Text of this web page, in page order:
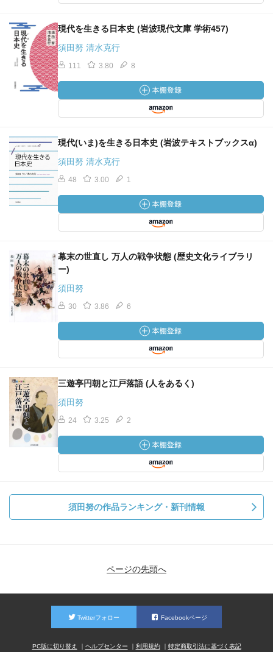
現代を生きる日本史 (岩波現代文庫 学術457)
須田努 清水克行
111 3.80 8
現代(いま)を生きる日本史 (岩波テキストブックスα)
須田努 清水克行
48 3.00 1
幕末の世直し 万人の戦争状態 (歴史文化ライブラリ
ー)
須田努
30 3.86 6
三遊亭円朝と江戸落語 (人をあるく)
須田努
24 3.25 2
須田努の作品ランキング・新刊情報
ページの先頭へ
Twitterフォロー Facebookページ
PC版に切り替え ヘルプセンター 利用規約 特定商取引法に基づく表記